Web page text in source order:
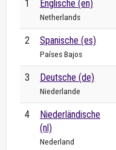
1 Englische (en)
Netherlands
2 Spanische (es)
Países Bajos
3 Deutsche (de)
Niederlande
4
Niederländische
(nl)
Nederland